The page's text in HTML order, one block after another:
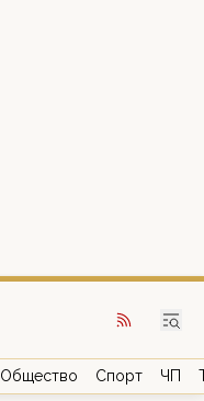
Общество Спорт ЧП